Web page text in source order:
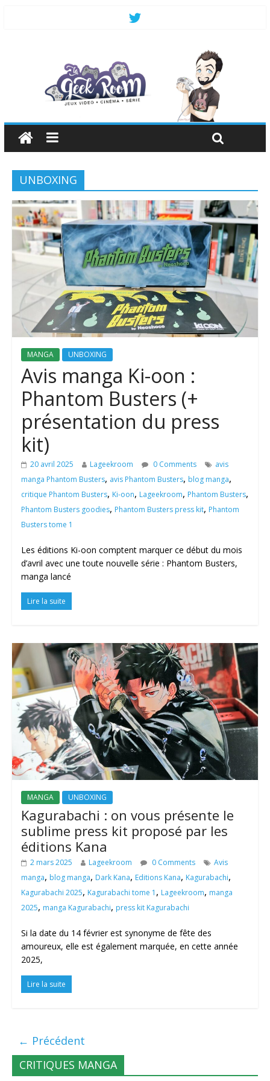
UNBOXING
MANGA UNBOXING
Avis manga Ki-oon :
Phantom Busters (+
présentation du press
kit)
20 avril 2025 Lageekroom 0 Comments
avis
manga Phantom Busters, avis Phantom Busters, blog manga,
critique Phantom Busters, Ki-oon, Lageekroom, Phantom Busters,
Phantom Busters goodies, Phantom Busters press kit, Phantom
Busters tome 1
Les éditions Ki-oon comptent marquer ce début du mois
d’avril avec une toute nouvelle série : Phantom Busters,
manga lancé
Lire la suite
MANGA UNBOXING
Kagurabachi : on vous présente le
sublime press kit proposé par les
éditions Kana
2 mars 2025 Lageekroom 0 Comments
Avis
manga, blog manga, Dark Kana, Editions Kana, Kagurabachi,
Kagurabachi 2025, Kagurabachi tome 1 , Lageekroom, manga
2025, manga Kagurabachi, press kit Kagurabachi
Si la date du 14 février est synonyme de fête des
amoureux, elle est également marquée, en cette année
2025,
Lire la suite
← Précédent
CRITIQUES MANGA